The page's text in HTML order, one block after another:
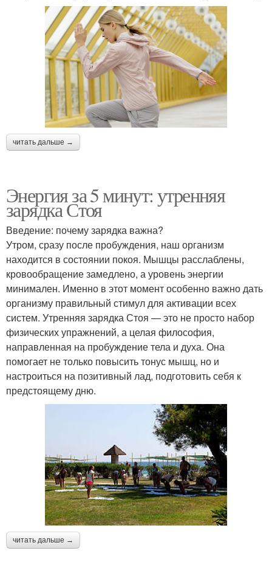
читать дальше →
Энергия за 5 минут: утренняя
зарядка Стоя
Введение: почему зарядка важна?
Утром, сразу после пробуждения, наш организм
находится в состоянии покоя. Мышцы расслаблены,
кровообращение замедлено, а уровень энергии
минимален. Именно в этот момент особенно важно дать
организму правильный стимул для активации всех
систем. Утренняя зарядка Стоя — это не просто набор
физических упражнений, а целая философия,
направленная на пробуждение тела и духа. Она
помогает не только повысить тонус мышц, но и
настроиться на позитивный лад, подготовить себя к
предстоящему дню.
читать дальше →